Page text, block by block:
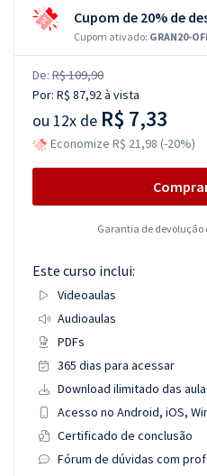
Cupom de 20% de
Cupom ativado: GRAN20-
De: R$ 109,90
Por: R$ 87,92à vista
ou 12x de R$ 7,33
Economize R$ 21,98 (-20%)
Garantia de devolução
Este curso inclui:
Videoaulas
Audioaulas
PDFs
365 dias para acessar
Download ilimitado das
Acesso no Android, iOS,
Certificado de conclusão
Fórum de dúvidas com